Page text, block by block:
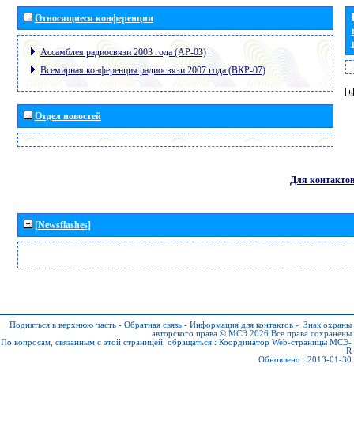
Относящиеся конференции
Ассамблея радиосвязи 2003 года (АР-03)
Всемирная конференция радиосвязи 2007 года (ВКР-07)
Отдел новостей
Для контактов
[Newsflashes]
Подняться в верхнюю часть - Обратная связь - Информация для контактов - Знак охраны
авторского права © МСЭ 2026 Все права сохранены
По вопросам, связанным с этой страницей, обращаться : Координатор Web-страницы МСЭ-
R
Обновлено : 2013-01-30